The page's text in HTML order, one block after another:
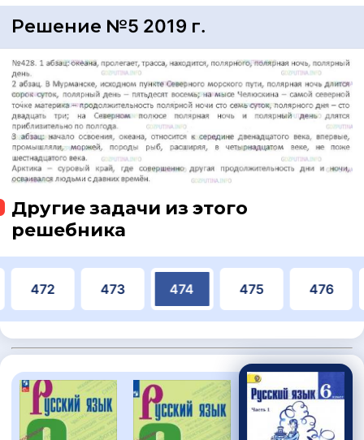
Решение №5 2019 г.
Другие задачи из этого
решебника
472 473 474 475 476